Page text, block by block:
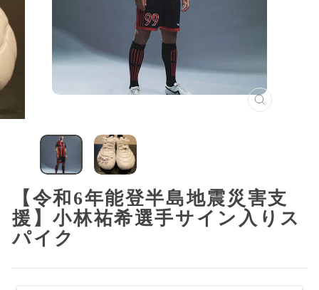
閉
【令和6年能登半島地震災害支
援】小林祐希選手サイン入りス
パイク